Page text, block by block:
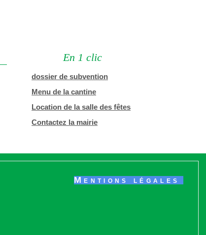
En 1 clic
dossier de subvention
Menu de la cantine
Location de la salle des fêtes
Contactez la mairie
Mentions légales